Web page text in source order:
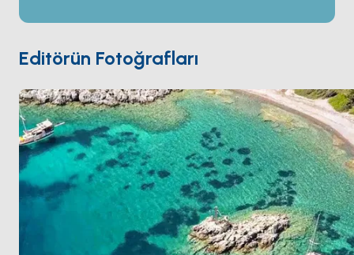
kullanıyor, akşamına devam ediyor. Adanın kendi
profili körfezi meltemden koruyor. Sezon
Ekimarası açık.
Editörün Fotoğrafları